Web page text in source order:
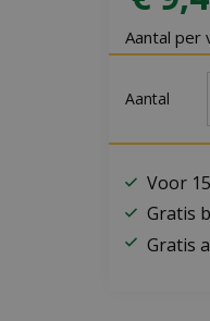
Aantal per
Aantal
Voor
Gratis
Gratis